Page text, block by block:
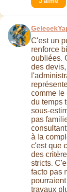
C'est un
renforce
oubliées.
des
comme le
du temps
sous-
pas
à la
c'est que
des
stricts.
facto pas
travaux